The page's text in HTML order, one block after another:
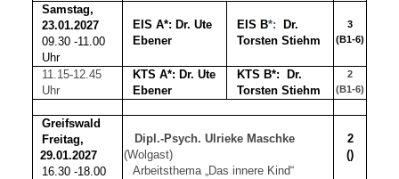
Samstag,
23.01.2027
09.30 -11.00
Uhr
EIS A*: Dr. Ute
Ebener
EIS B*:
Dr.
Torsten Stiehm
3
(B1-6)
11.15-12.45
Uhr
KTS A*: Dr. Ute
Ebener
KTS B*:
Dr.
Torsten Stiehm
2
(B1-6)
Greifswald
Freitag,
29.01.2027
16.30 -18.00
Dipl.-Psych. Ulrieke Maschke
(Wolgast)
Arbeitsthema „Das innere Kind“
2
()